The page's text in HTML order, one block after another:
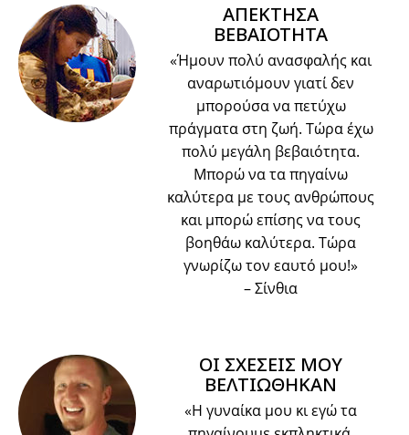
ΑΠΕΚΤΗΣΑ
ΒΕΒΑΙΟΤΗΤΑ
«Ήμουν πολύ ανασφαλής και
αναρωτιόμουν γιατί δεν
μπορούσα να πετύχω
πράγματα στη ζωή. Τώρα έχω
πολύ μεγάλη βεβαιότητα.
Μπορώ να τα πηγαίνω
καλύτερα με τους ανθρώπους
και μπορώ επίσης να τους
βοηθάω καλύτερα. Τώρα
γνωρίζω τον εαυτό μου!»
– Σίνθια
ΟΙ ΣΧΕΣΕΙΣ ΜΟΥ
ΒΕΛΤΙΩΘΗΚΑΝ
«Η γυναίκα μου κι εγώ τα